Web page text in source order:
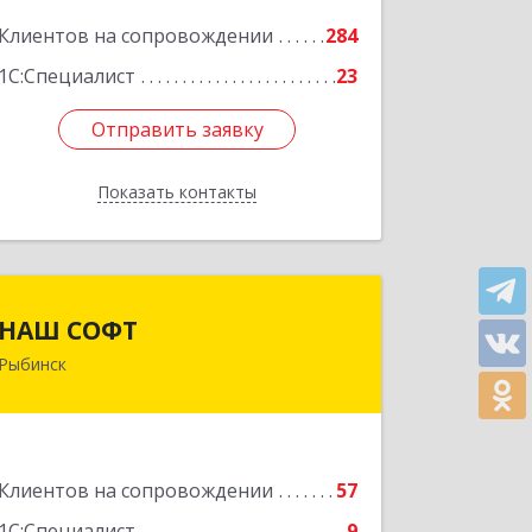
Клиентов на сопровождении
284
1С:Специалист
23
Отправить заявку
Показать контакты
Отправить заявку
Назад
НАШ СОФТ
Рыбинск
Клиентов на сопровождении
57
152903, Ярославская обл, Рыбинский